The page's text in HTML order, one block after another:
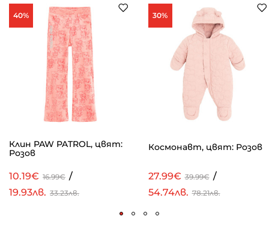
40%
Клин PAW PATROL, цвят:
Розов
10.19€ 16.99€ /
19.93лв. 33.23лв.
30%
Космонавт, цвят: Розов
27.99€ 39.99€ /
54.74лв. 78.21лв.